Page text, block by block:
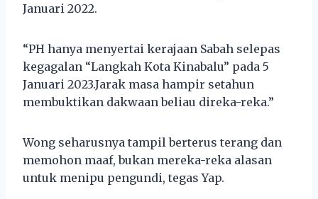
Januari 2022.
“PH hanya menyertai kerajaan Sabah selepas
kegagalan “Langkah Kota Kinabalu” pada 5
Januari 2023.Jarak masa hampir setahun
membuktikan dakwaan beliau direka-reka.”
Wong seharusnya tampil berterus terang dan
memohon maaf, bukan mereka-reka alasan
untuk menipu pengundi, tegas Yap.